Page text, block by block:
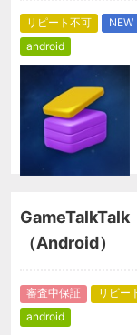
リピート不可 NEW
android
GameTalkTalk
（Android）
審査中保証 リピー
android